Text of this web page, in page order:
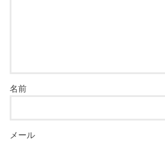
名前
メール